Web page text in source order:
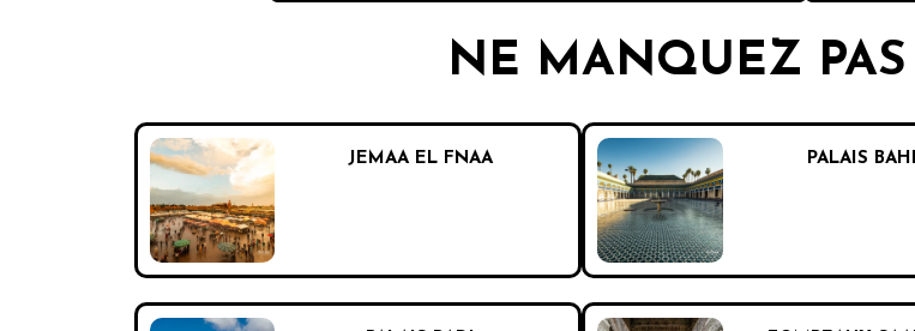
NE MANQUEZ PAS
JEMAA EL FNAA PALAIS